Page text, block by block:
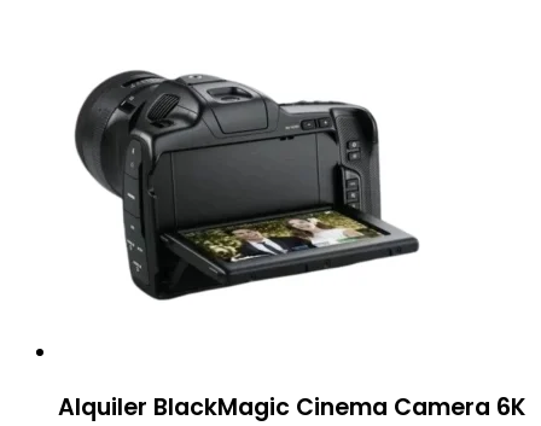
Alquiler BlackMagic Cinema Camera 6K